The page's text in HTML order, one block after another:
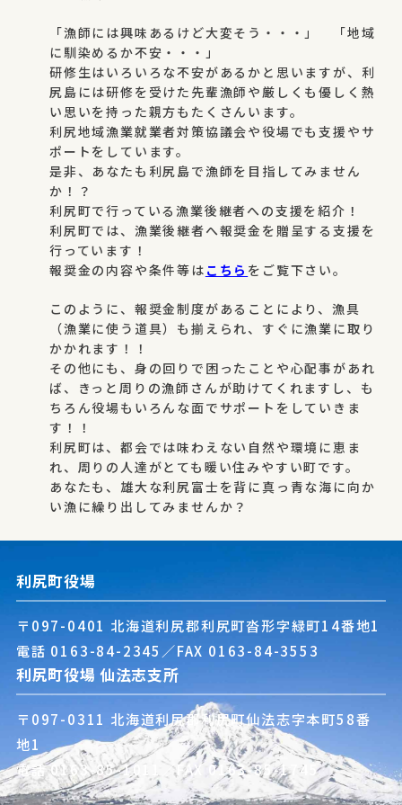
「漁師には興味あるけど大変そう・・・」 「地域
に馴染めるか不安・・・」
研修生はいろいろな不安があるかと思いますが、利
尻島には研修を受けた先輩漁師や厳しくも優しく熱
い思いを持った親方もたくさんいます。
利尻地域漁業就業者対策協議会や役場でも支援やサ
ポートをしています。
是非、あなたも利尻島で漁師を目指してみません
か！？
利尻町で行っている漁業後継者への支援を紹介！
利尻町では、漁業後継者へ報奨金を贈呈する支援を
行っています！
報奨金の内容や条件等は こちら をご覧下さい。
このように、報奨金制度があることにより、漁具
（漁業に使う道具）も揃えられ、すぐに漁業に取り
かかれます！！
その他にも、身の回りで困ったことや心配事があれ
ば、きっと周りの漁師さんが助けてくれますし、も
ちろん役場もいろんな面でサポートをしていきま
す！！
利尻町は、都会では味わえない自然や環境に恵ま
れ、周りの人達がとても暖い住みやすい町です。
あなたも、雄大な利尻富士を背に真っ青な海に向か
い漁に繰り出してみませんか？
利尻町役場
〒097-0401 北海道利尻郡利尻町沓形字緑町14番地1
電話 0163-84-2345 ／FAX 0163-84-3553
利尻町役場 仙法志支所
〒097-0311 北海道利尻郡利尻町仙法志字本町58番
地1
電話0163-85-1011 ／FAX 0163-85-1745